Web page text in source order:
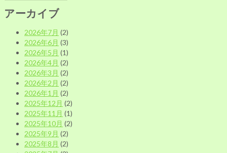
ゴ
アーカイブ
2026年7月 (2)
2026年6月 (3)
2026年5月 (1)
2026年4月 (2)
2026年3月 (2)
2026年2月 (2)
2026年1月 (2)
2025年12月 (2)
2025年11月 (1)
2025年10月 (2)
2025年9月 (2)
2025年8月 (2)